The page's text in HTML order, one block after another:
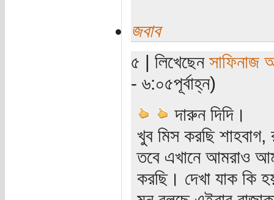
জবাব
৫ | লিখেছেন সাফিনাজ
- ৬:০৫পূর্বাহ্ন)
দারুন দিদি।
খুব মিস করছি শাহবাগ,
তবে এখানে আমরাও
করছি। দেখা যাক কি